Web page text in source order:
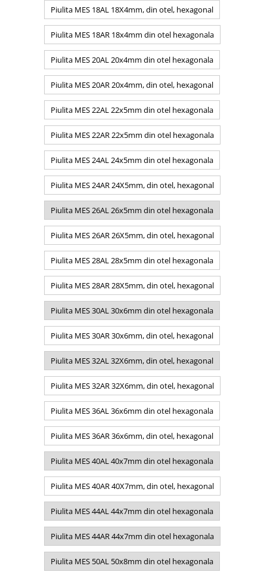
Piulita MES 18AL 18X4mm, din otel, hexagonal
Piulita MES 18AR 18x4mm din otel hexagonala
Piulita MES 20AL 20x4mm din otel hexagonala
Piulita MES 20AR 20x4mm, din otel, hexagonal
Piulita MES 22AL 22x5mm din otel hexagonala
Piulita MES 22AR 22x5mm din otel hexagonala
Piulita MES 24AL 24x5mm din otel hexagonala
Piulita MES 24AR 24X5mm, din otel, hexagonal
Piulita MES 26AL 26x5mm din otel hexagonala
Piulita MES 26AR 26X5mm, din otel, hexagonal
Piulita MES 28AL 28x5mm din otel hexagonala
Piulita MES 28AR 28X5mm, din otel, hexagonal
Piulita MES 30AL 30x6mm din otel hexagonala
Piulita MES 30AR 30x6mm, din otel, hexagonal
Piulita MES 32AL 32X6mm, din otel, hexagonal
Piulita MES 32AR 32X6mm, din otel, hexagonal
Piulita MES 36AL 36x6mm din otel hexagonala
Piulita MES 36AR 36x6mm, din otel, hexagonal
Piulita MES 40AL 40x7mm din otel hexagonala
Piulita MES 40AR 40X7mm, din otel, hexagonal
Piulita MES 44AL 44x7mm din otel hexagonala
Piulita MES 44AR 44x7mm din otel hexagonala
Piulita MES 50AL 50x8mm din otel hexagonala